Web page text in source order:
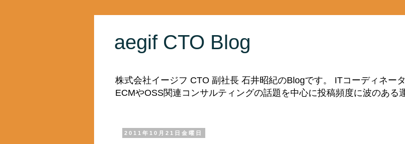
aegif CTO Blog
株式会社イージフ CTO 副社長 石井昭紀のBlogです。 ITコーディネー
ECMやOSS関連コンサルティングの話題を中心に投稿頻度に波のある
2011年10月21日金曜日